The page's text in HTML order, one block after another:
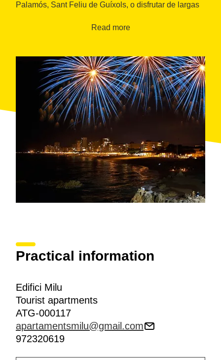
Palamós, Sant Feliu de Guíxols, o disfrutar de largas
Read more
Practical information
Edifici Milu
Tourist apartments
ATG-000117
apartamentsmilu@gmail.com
972320619